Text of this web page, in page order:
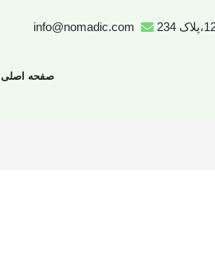
info@nomadic.com
صفحه اصلی